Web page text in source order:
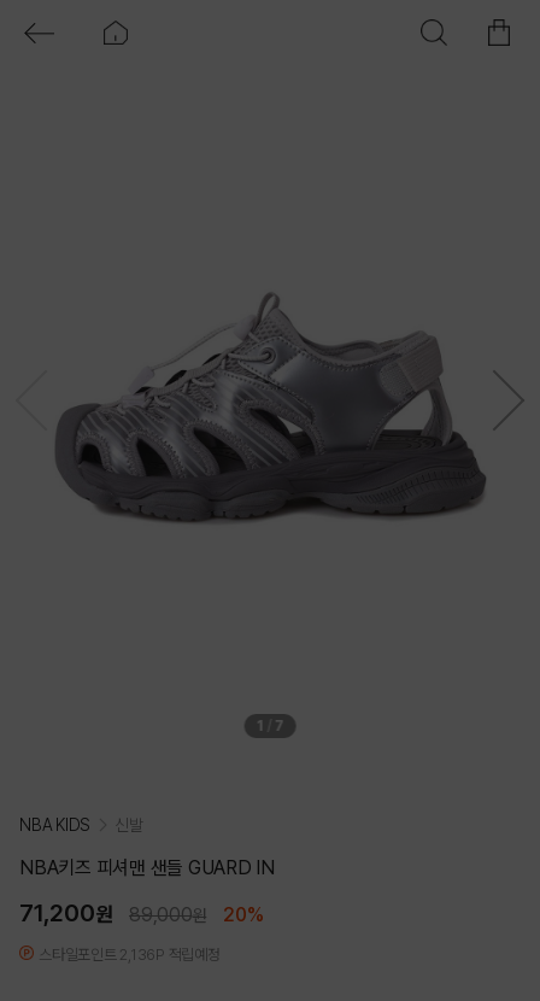
1 7
NBA KIDS 신발
NBA키즈 피셔맨 샌들 GUARD IN
71,200원 89,000원 20%
스타일포인트 2,136P 적립예정